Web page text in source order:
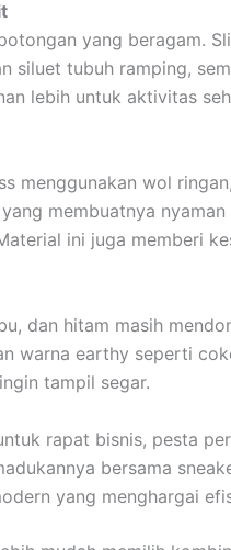
yang beragam.
siluet tubuh ramping,
lebih untuk aktivitas
menggunakan wol
membuatnya
ini juga memberi
dan hitam masih
warna earthy seperti
tampil segar.
rapat bisnis, pesta
bersama
yang menghargai